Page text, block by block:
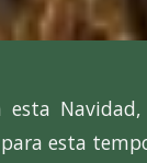
esta
esta